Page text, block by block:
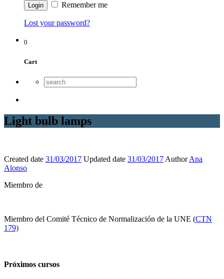
Remember me
Lost your password?
0
Cart
Light bulb lamps
Created date 31/03/2017 Updated date 31/03/2017 AuthorAna
Alonso
Miembro de
Miembro del Comité Técnico de Normalización de la UNE (CTN
179)
Próximos cursos